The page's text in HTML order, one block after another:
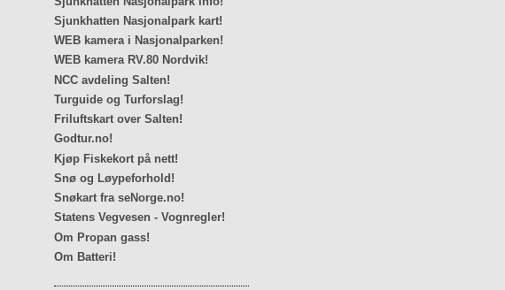
Sjunkhatten Nasjonalpark kart!
WEB kamera i Nasjonalparken!
WEB kamera RV.80 Nordvik!
NCC avdeling Salten!
Turguide og Turforslag!
Friluftskart over Salten!
Godtur.no!
Kjøp Fiskekort på nett!
Snø og Løypeforhold!
Snøkart fra seNorge.no!
Statens Vegvesen - Vognregler!
Om Propan gass!
Om Batteri!